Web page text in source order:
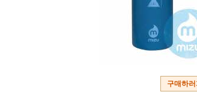
구매하러